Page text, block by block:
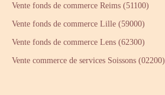
Vente fonds de commerce Reims (51100)
Vente fonds de commerce Lille (59000)
Vente fonds de commerce Lens (62300)
Vente commerce de services Soissons (02200)